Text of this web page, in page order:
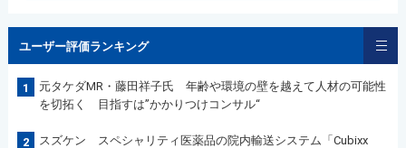
ユーザー評価ランキング
1
元タケダMR・藤田祥子氏 年齢や環境の壁を越えて人材の可能性
を切拓く 目指すは”かかりつけコンサル“
2
スズケン スペシャリティ医薬品の院内輸送システム「Cubixx